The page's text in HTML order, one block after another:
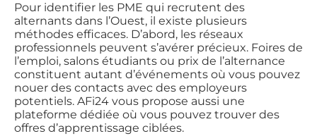
Pour identifier les PME qui recrutent des
alternants dans l’Ouest, il existe plusieurs
méthodes efficaces. D’abord, les réseaux
professionnels peuvent s’avérer précieux. Foires de
l’emploi, salons étudiants ou prix de l’alternance
constituent autant d’événements où vous pouvez
nouer des contacts avec des employeurs
potentiels. AFi24 vous propose aussi une
plateforme dédiée où vous pouvez trouver des
offres d’apprentissage ciblées.